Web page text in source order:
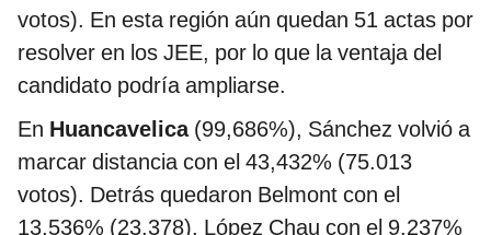
votos). En esta región aún quedan 51 actas por
resolver en los JEE, por lo que la ventaja del
candidato podría ampliarse.
En Huancavelica(99,686%), Sánchez volvió a
marcar distancia con el 43,432% (75.013
votos). Detrás quedaron Belmont con el
13,536% (23.378), López Chau con el 9,237%